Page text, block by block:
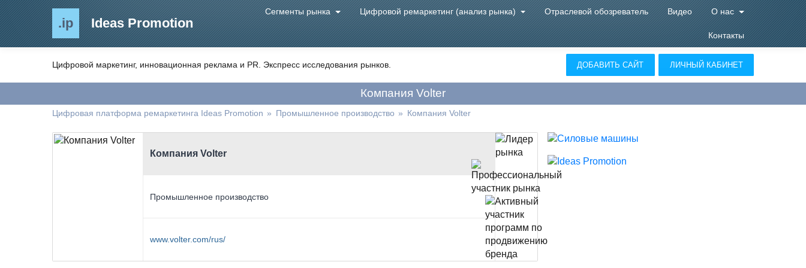
.ip Ideas Promotion
Сегменты рынка Цифровой ремаркетинг (анализ рынка) Отраслевой обозреватель Видео О нас
Контакты
Цифровой маркетинг, инновационная реклама и PR. Экспресс исследования рынков. ДОБАВИТЬ САЙТ ЛИЧНЫЙ КАБИНЕТ
Компания Volter
Цифровая платформа ремаркетинга Ideas Promotion » Промышленное производство » Компания Volter
Компания Volter
Промышленное производство
www.volter.com/rus/